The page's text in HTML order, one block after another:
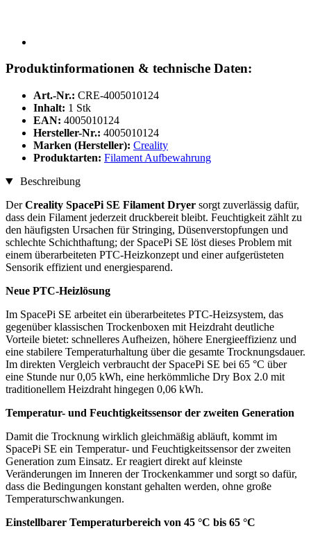
Produktinformationen & technische Daten:
Art.-Nr.: CRE-4005010124
Inhalt: 1 Stk
EAN: 4005010124
Hersteller-Nr.: 4005010124
Marken (Hersteller): Creality
Produktarten: Filament Aufbewahrung
Beschreibung
DerCreality SpacePi SE Filament Dryer sorgt zuverlässig dafür,
dass dein Filament jederzeit druckbereit bleibt. Feuchtigkeit zählt zu
den häufigsten Ursachen für Stringing, Düsenverstopfungen und
schlechte Schichthaftung; der SpacePi SE löst dieses Problem mit
einem überarbeiteten PTC-Heizkonzept und einer aufgerüsteten
Sensorik effizient und energiesparend.
Neue PTC-Heizlösung
Im SpacePi SE arbeitet ein überarbeitetes PTC-Heizsystem, das
gegenüber klassischen Trockenboxen mit Heizdraht deutliche
Vorteile bietet: schnelleres Aufheizen, höhere Energieeffizienz und
eine stabilere Temperaturhaltung über die gesamte Trocknungsdauer.
Im direkten Vergleich verbraucht der SpacePi SE bei 65 °C über
eine Stunde nur 0,05 kWh, eine herkömmliche Dry Box 2.0 mit
traditionellem Heizdraht hingegen 0,06 kWh.
Temperatur- und Feuchtigkeitssensor der zweiten Generation
Damit die Trocknung wirklich gleichmäßig abläuft, kommt im
SpacePi SE ein Temperatur- und Feuchtigkeitssensor der zweiten
Generation zum Einsatz. Er reagiert direkt auf kleinste
Veränderungen im Inneren der Trockenkammer und sorgt so dafür,
dass die Bedingungen konstant gehalten werden, ohne große
Temperaturschwankungen.
Einstellbarer Temperaturbereich von 45 °C bis 65 °C